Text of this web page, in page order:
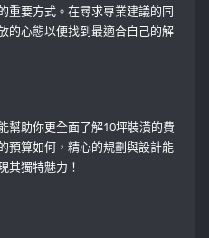
重要方式。在尋求專業建議的同
的心態以便找到最適合自己的解
幫助你更全面了解10坪裝潢的費
預算如何，精心的規劃與設計能
其獨特魅力！